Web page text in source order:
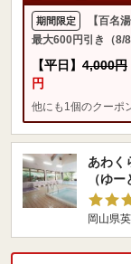
期間限定
【百名
最大600円引き（8/
【平日】 4,000円
円
他にも1個のクーポ
あわく
（ゆ
岡山県